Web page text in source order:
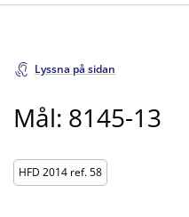
Lyssna på sidan
Mål: 8145-13
HFD 2014 ref. 58